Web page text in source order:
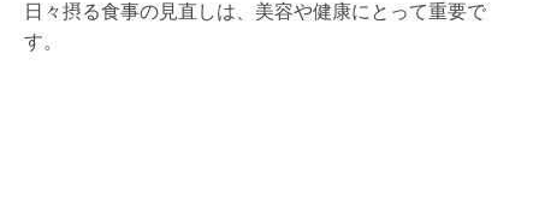
日々摂る食事の見直しは、美容や健康にとって重要で
す。